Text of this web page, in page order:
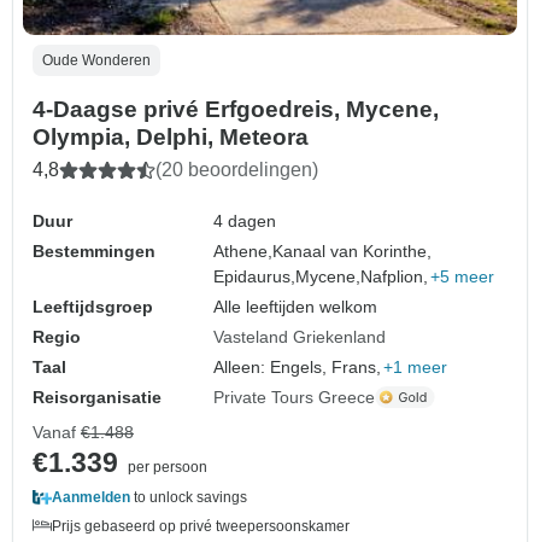
Oude Wonderen
4-Daagse privé Erfgoedreis, Mycene,
Olympia, Delphi, Meteora
4,8 (20 beoordelingen)
Duur
4 dagen
Bestemmingen
Athene, Kanaal van Korinthe,
Epidaurus, Mycene, Nafplion, +5 meer
Leeftijdsgroep
Alle leeftijden welkom
Regio
Vasteland Griekenland
Taal
Alleen: Engels, Frans, +1 meer
Reisorganisatie
Private Tours Greece
Vanaf €1.488
€1.339
per persoon
Aanmelden to unlock savings
Prijs gebaseerd op privé tweepersoonskamer